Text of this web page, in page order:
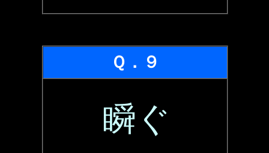
Ｑ．９
瞬ぐ